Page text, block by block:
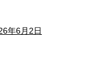
年6月2日